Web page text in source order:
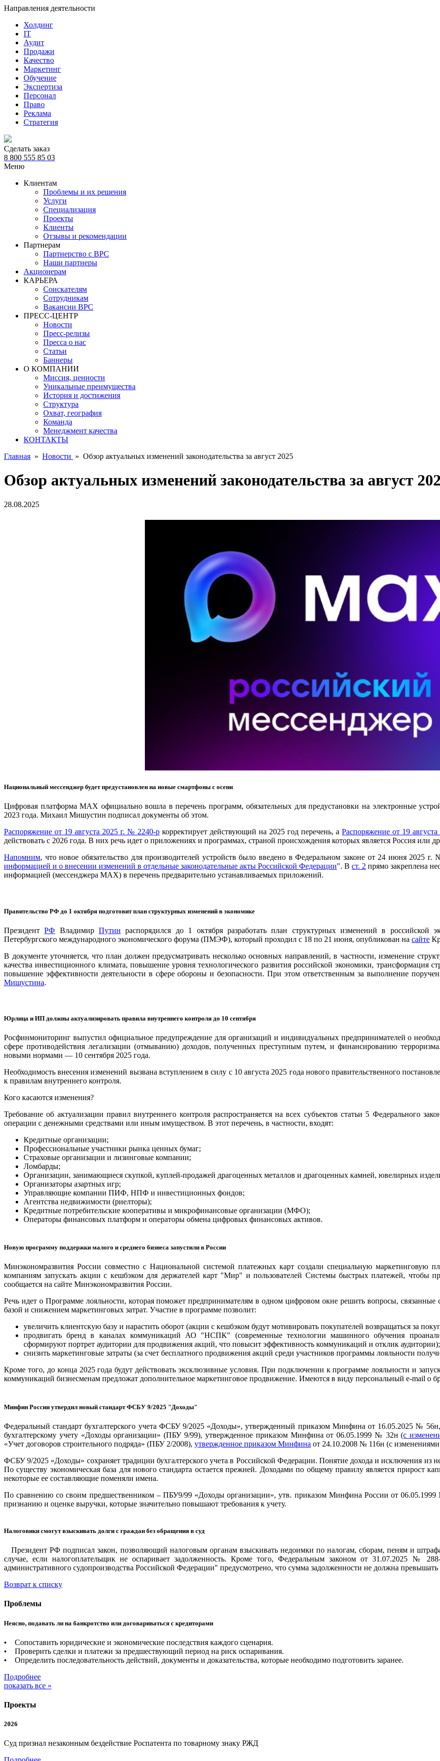
Направления деятельности
Холдинг
IT
Аудит
Продажи
Качество
Маркетинг
Обучение
Экспертиза
Персонал
Право
Реклама
Стратегия
Сделать заказ
8 800 555 85 03
Меню
Клиентам
Проблемы и их решения
Услуги
Специализация
Проекты
Клиенты
Отзывы и рекомендации
Партнерам
Партнерство с BPC
Наши партнеры
Акционерам
КАРЬЕРА
Соискателям
Сотрудникам
Вакансии BPC
ПРЕСС-ЦЕНТР
Новости
Пресс-релизы
Пресса о нас
Статьи
Баннеры
О КОМПАНИИ
Миссия, ценности
Уникальные преимущества
История и достижения
Структура
Охват, география
Команда
Менеджмент качества
КОНТАКТЫ
Главная » Новости » Обзор актуальных изменений законодательства за август 2025
Обзор актуальных изменений законодательства за август
28.08.2025
Национальный мессенджер будет предустановлен на новые смартфоны с осени
Цифровая платформа MAX официально вошла в перечень программ, обязательных для предустановки на электронные
2023 года. Михаил Мишустин подписал документы об этом.
Распоряжение от 19 августа 2025 г. № 2240-р корректирует действующий на 2025 год перечень, а Распоряжение от 19
действовать с 2026 года. В них речь идет о приложениях и программах, страной происхождения которых является Россия или
Напомним, что новое обязательство для производителей устройств было введено в Федеральном законе от 24 июня 2025
информацией и о внесении изменений в отдельные законодательные акты Российской Федерации". В ст. 2 прямо закреплена
информацией (мессенджера MAX) в перечень предварительно устанавливаемых приложений.
Правительство РФ до 1 октября подготовит план структурных изменений в экономике
ПрезидентРФ ВладимирПутин распорядился до 1 октября разработать план структурных изменений в российской
Петербургского международного экономического форума (ПМЭФ), который проходил с 18 по 21 июня, опубликован на сайте
В документе уточняется, что план должен предусматривать несколько основных направлений, в частности, изменение
качества инвестиционного климата, повышение уровня технологического развития российской экономики, трансформация
повышение эффективности деятельности в сфере обороны и безопасности. При этом ответственным за выполнение
Мишустина.
Юрлица и ИП должны актуализировать правила внутреннего контроля до 10 сентября
Росфинмониторинг выпустил официальное предупреждение для организаций и индивидуальных предпринимателей о
сфере противодействия легализации (отмыванию) доходов, полученных преступным путем, и финансированию
новыми нормами — 10 сентября 2025 года.
Необходимость внесения изменений вызвана вступлением в силу с 10 августа 2025 года нового правительственного
к правилам внутреннего контроля.
Кого касаются изменения?
Требование об актуализации правил внутреннего контроля распространяется на всех субъектов статьи 5 Федерального
операции с денежными средствами или иным имуществом. В этот перечень, в частности, входят:
Кредитные организации;
Профессиональные участники рынка ценных бумаг;
Страховые организации и лизинговые компании;
Ломбарды;
Организации, занимающиеся скупкой, куплей-продажей драгоценных металлов и драгоценных камней, ювелирных
Организаторы азартных игр;
Управляющие компании ПИФ, НПФ и инвестиционных фондов;
Агентства недвижимости (риелторы);
Кредитные потребительские кооперативы и микрофинансовые организации (МФО);
Операторы финансовых платформ и операторы обмена цифровых финансовых активов.
Новую программу поддержки малого и среднего бизнеса запустили в России
Минэкономразвития России совместно с Национальной системой платежных карт создали специальную маркетинговую
компаниям запускать акции с кешбэком для держателей карт "Мир" и пользователей Системы быстрых платежей, чтобы
сообщается на сайте Минэкономразвития России.
Речь идет о Программе лояльности, которая поможет предпринимателям в одном цифровом окне решить вопросы,
базой и снижением маркетинговых затрат. Участие в программе позволит:
увеличить клиентскую базу и нарастить оборот (акции с кешбэком будут мотивировать покупателей возвращаться за
продвигать бренд в каналах коммуникаций АО "НСПК" (современные технологии машинного обучения
сформируют портрет аудитории для продвижения акций, что повысит эффективность коммуникаций и отклик аудитории);
снизить маркетинговые затраты (за счет бесплатного продвижения акций среди участников программы лояльности
Кроме того, до конца 2025 года будут действовать эксклюзивные условия. При подключении к программе лояльности и
коммуникаций бизнесменам предложат дополнительное маркетинговое продвижение. Имеются в виду персональный e-mail о
Минфин России утвердил новый стандарт ФСБУ 9/2025 "Доходы"
Федеральный стандарт бухгалтерского учета ФСБУ 9/2025 «Доходы», утвержденный приказом Минфина от 16.05.2025 №
бухгалтерскому учету ‎«Доходы организации» (ПБУ 9/99), утвержденное приказом Минфина ‎от 06.05.1999 № 32н (с
«Учет договоров строительного подряда» (ПБУ 2/2008), утвержденное приказом Минфина от 24.10.2008 № 116н (с
ФСБУ 9/2025 «Доходы» сохраняет традиции бухгалтерского учета в Российской Федерации. Понятие дохода и исключения из
По существу экономическая база для нового стандарта остается прежней. Доходами по общему правилу является прирост
некоторые ее составляющие поменяли имена.
По сравнению со своим предшественником – ПБУ9/99 «Доходы организации», утв. приказом Минфина России от
признанию и оценке выручки, которые значительно повышают требования к учету.
Налоговики смогут взыскивать долги с граждан без обращения в суд
Президент РФ подписал закон, позволяющий налоговым органам взыскивать недоимки по налогам, сборам, пеням и
случае, если налогоплательщик не оспаривает задолженность. Кроме того, Федеральным законом от 31.07.2025 №
административного судопроизводства Российской Федерации" предусмотрено, что сумма задолженности не должна превышать
Возврат к списку
Проблемы
Неясно, подавать ли на банкротство или договариваться с кредиторами
• Сопоставить юридические и экономические последствия каждого сценария.
• Проверить сделки и платежи за предшествующий период на риск оспаривания.
• Определить последовательность действий, документы и доказательства, которые необходимо подготовить заранее.
Подробнее
показать все »
Проекты
2026
Суд признал незаконным бездействие Роспатента по товарному знаку РЖД